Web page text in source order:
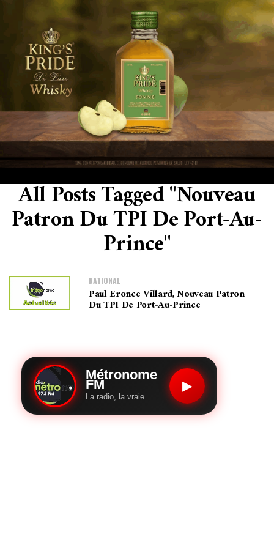
All Posts Tagged "nouveau
Patron Du TPI De Port-Au-
Prince"
NATIONAL
Paul Eronce Villard, Nouveau Patron
Du TPI De Port-Au-Prince
Métronome
FM
La radio, la vraie
▶